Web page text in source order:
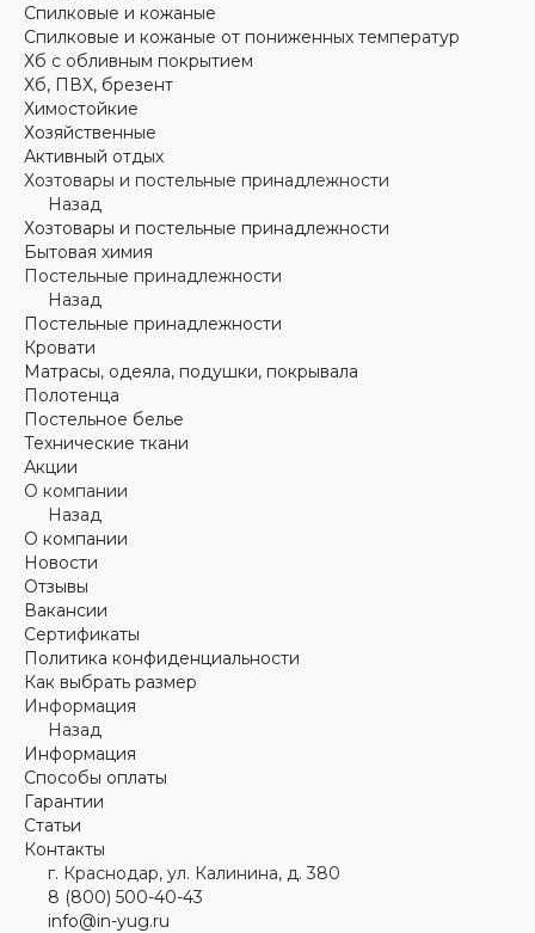
Спилковые и кожаные
Спилковые и кожаные от пониженных температур
Хб с обливным покрытием
Хб, ПВХ, брезент
Химостойкие
Хозяйственные
Активный отдых
Хозтовары и постельные принадлежности
Назад
Хозтовары и постельные принадлежности
Бытовая химия
Постельные принадлежности
Назад
Постельные принадлежности
Кровати
Матрасы, одеяла, подушки, покрывала
Полотенца
Постельное белье
Технические ткани
Акции
О компании
Назад
О компании
Новости
Отзывы
Вакансии
Сертификаты
Политика конфиденциальности
Как выбрать размер
Информация
Назад
Информация
Способы оплаты
Гарантии
Статьи
Контакты
г. Краснодар, ул. Калинина, д. 380
8 (800) 500-40-43
info@in-yug.ru